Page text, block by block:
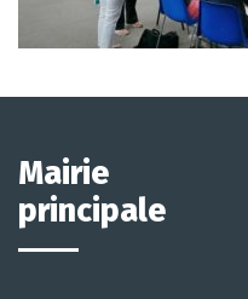
Mairie
principale